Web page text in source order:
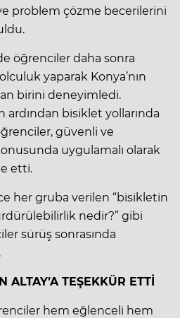
problem çözme becerilerini
öğrenciler daha sonra
yaparak Konya’nın
birini deneyimledi.
bisiklet yollarında
güvenli ve
uygulamalı olarak
etti.
her gruba verilen “bisikletin
nedir?” gibi
sürüş sonrasında
ALTAY’A TEŞEKKÜR ETTİ
hem eğlenceli hem